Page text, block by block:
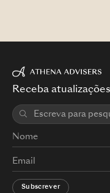
Receba
Subscrever